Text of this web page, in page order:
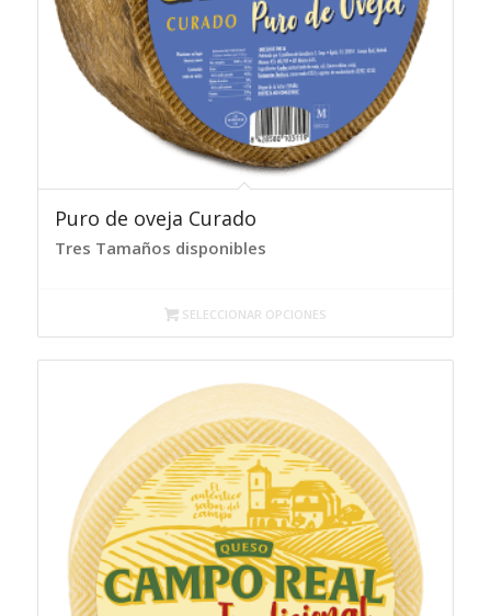
Puro de oveja Curado
Tres Tamaños disponibles
SELECCIONAR OPCIONES